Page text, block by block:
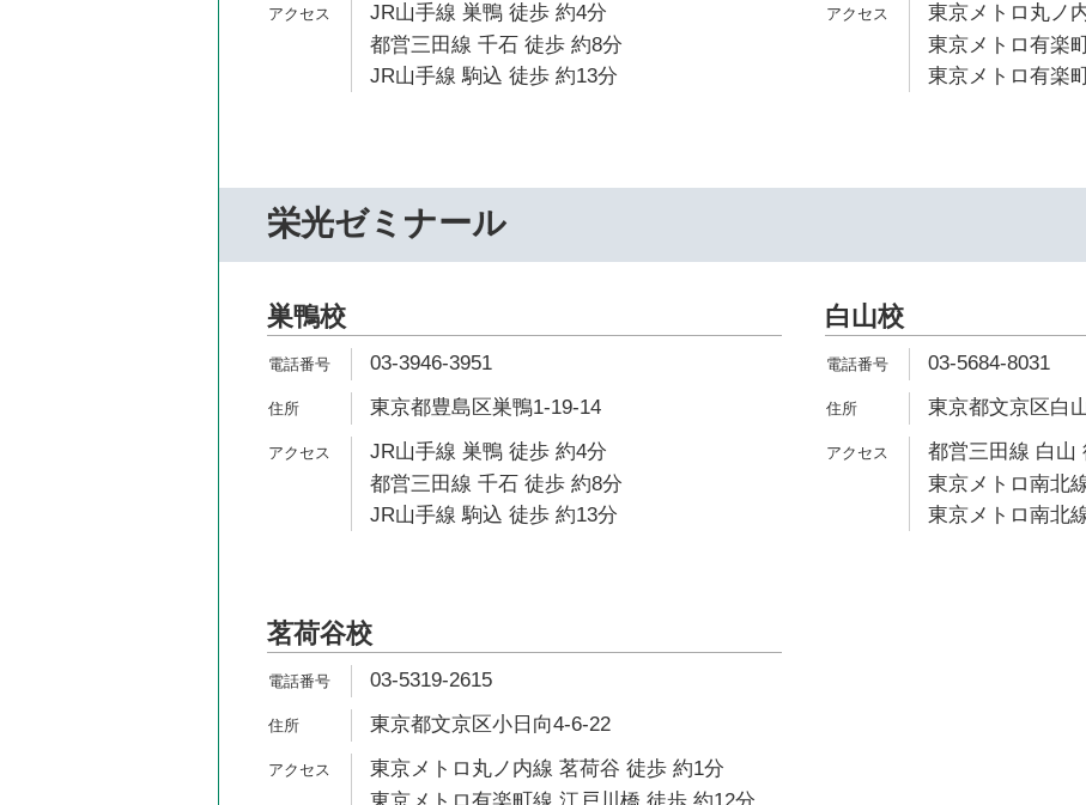
JR山手線 巣鴨 徒歩 約4分
都営三田線 千石 徒歩 約8分
JR山手線 駒込 徒歩 約13分
東京メトロ丸ノ
東京メトロ有楽
東京メトロ有楽
栄光ゼミナール
巣鴨校
03-3946-3951
東京都豊島区巣鴨1-19-14
JR山手線 巣鴨 徒歩 約4分
都営三田線 千石 徒歩 約8分
JR山手線 駒込 徒歩 約13分
白山校
03-5684-8031
東京都文京区白
都営三田線 白山
東京メトロ南北
東京メトロ南北
茗荷谷校
03-5319-2615
東京都文京区小日向4-6-22
東京メトロ丸ノ内線 茗荷谷 徒歩 約1分